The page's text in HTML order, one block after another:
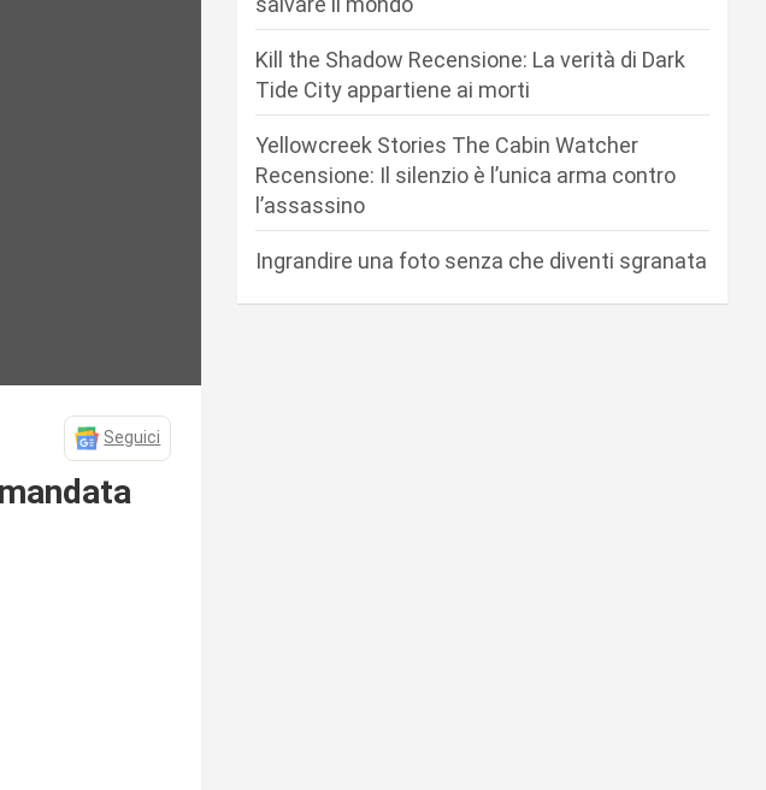
Seguici
Kill the Shadow Recensione: La verità di Dark
Tide City appartiene ai morti
Yellowcreek Stories The Cabin Watcher
Recensione: Il silenzio è l’unica arma contro
l’assassino
Ingrandire una foto senza che diventi sgranata